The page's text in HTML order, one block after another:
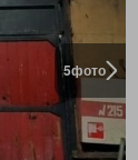
5фото